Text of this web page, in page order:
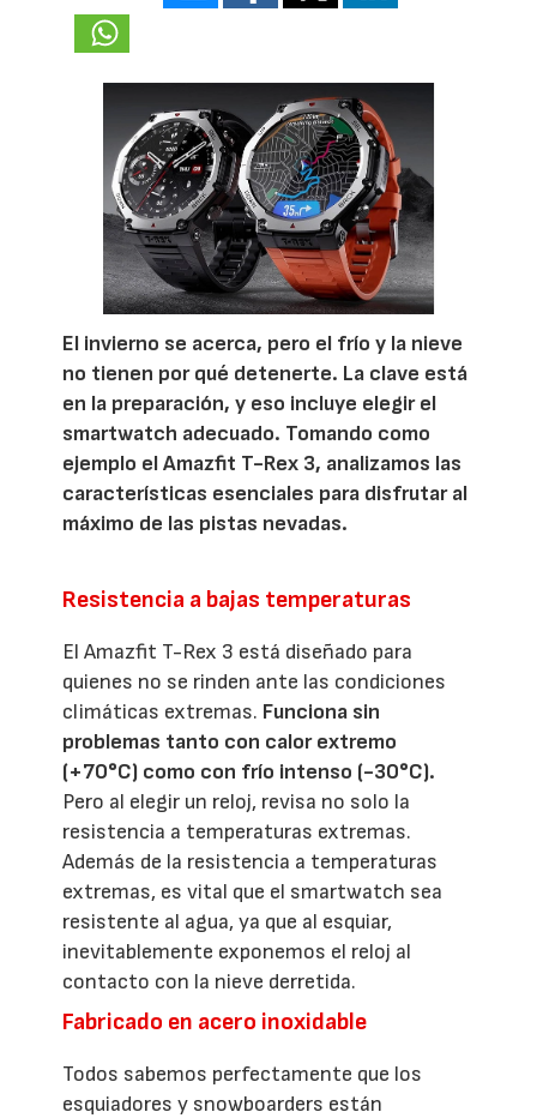
El invierno se acerca, pero el frío y la nieve
no tienen por qué detenerte. La clave está
en la preparación, y eso incluye elegir el
smartwatch adecuado. Tomando como
ejemplo el Amazfit T-Rex 3, analizamos las
características esenciales para disfrutar al
máximo de las pistas nevadas.
Resistencia a bajas temperaturas
El Amazfit T-Rex 3 está diseñado para
quienes no se rinden ante las condiciones
climáticas extremas. Funciona sin
problemas tanto con calor extremo
(+70°C) como con frío intenso (-30°C).
Pero al elegir un reloj, revisa no solo la
resistencia a temperaturas extremas.
Además de la resistencia a temperaturas
extremas, es vital que el smartwatch sea
resistente al agua, ya que al esquiar,
inevitablemente exponemos el reloj al
contacto con la nieve derretida.
Fabricado en acero inoxidable
Todos sabemos perfectamente que los
esquiadores y snowboarders están